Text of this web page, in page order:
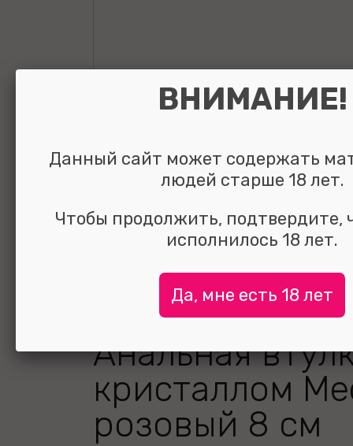
Анальная
кристаллом
розовый 8 см
ВНИМАНИЕ!
Данный сайт может содержать
людей старше 18 лет.
Чтобы продолжить, подтвердите,
исполнилось 18 лет.
Да, мне есть 18 лет